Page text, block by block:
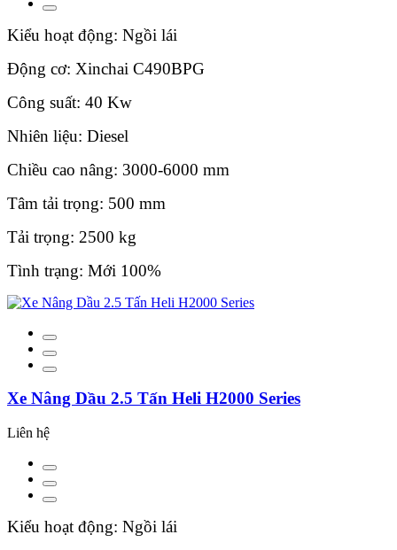
Kiểu hoạt động: Ngồi lái
Động cơ: Xinchai C490BPG
Công suất: 40 Kw
Nhiên liệu: Diesel
Chiều cao nâng: 3000-6000 mm
Tâm tải trọng: 500 mm
Tải trọng: 2500 kg
Tình trạng: Mới 100%
Xe Nâng Dầu 2.5 Tấn Heli H2000 Series
Liên hệ
Kiểu hoạt động: Ngồi lái